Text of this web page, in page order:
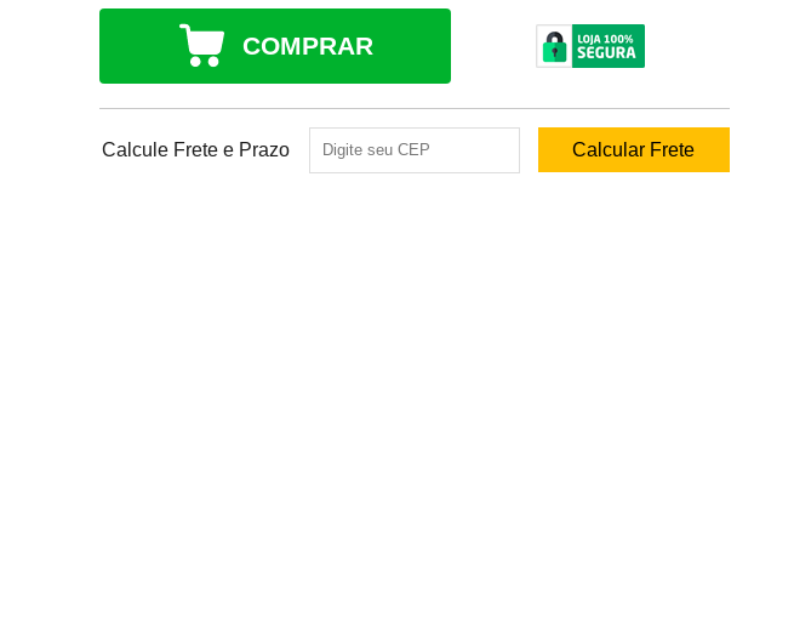
COMPRAR
Calcule Frete e Prazo